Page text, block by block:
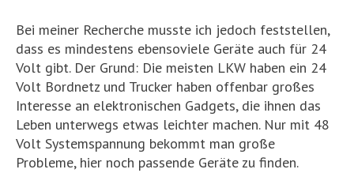
Bei meiner Recherche musste ich jedoch feststellen,
dass es mindestens ebensoviele Geräte auch für 24
Volt gibt. Der Grund: Die meisten LKW haben ein 24
Volt Bordnetz und Trucker haben offenbar großes
Interesse an elektronischen Gadgets, die ihnen das
Leben unterwegs etwas leichter machen. Nur mit 48
Volt Systemspannung bekommt man große
Probleme, hier noch passende Geräte zu finden.